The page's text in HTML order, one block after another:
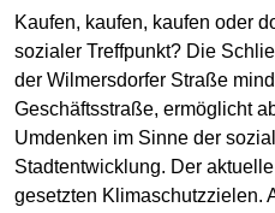
Kaufen, kaufen, kaufen oder
sozialer Treffpunkt? Die
der Wilmersdorfer Straße
Geschäftsstraße, ermöglicht
Umdenken im Sinne der
Stadtentwicklung. Der
gesetzten Klimaschutzzielen.